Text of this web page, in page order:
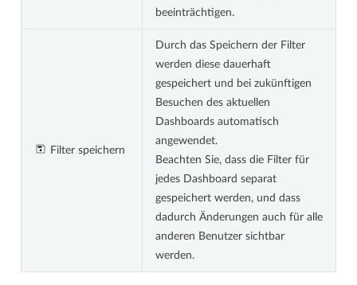
beeinträchtigen.
Filter speichern
Durch das Speichern der Filter
werden diese dauerhaft
gespeichert und bei zukünftigen
Besuchen des aktuellen
Dashboards automatisch
angewendet.
Beachten Sie, dass die Filter für
jedes Dashboard separat
gespeichert werden, und dass
dadurch Änderungen auch für alle
anderen Benutzer sichtbar
werden.